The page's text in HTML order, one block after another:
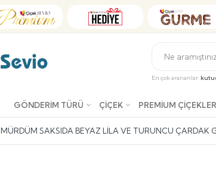
En çok arananlar:
GÖNDERIM TÜRÜ ÇIÇEK PREMIUM ÇIÇEKLER
MÜRDÜM SAKSIDA BEYAZ LILA VE TURUNCU ÇARDAK